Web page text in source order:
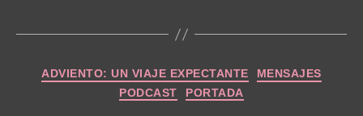
Categories
ADVIENTO: UN VIAJE EXPECTANTE
MENSAJES
PODCAST
PORTADA